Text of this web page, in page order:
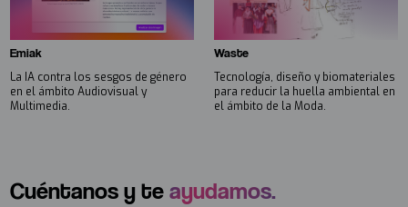
Emiak
La IA contra los sesgos de género
en el ámbito Audiovisual y
Multimedia.
Waste
Tecnología, diseño y biomateriales
para reducir la huella ambiental en
el ámbito de la Moda.
Cuéntanos y teayudamos.